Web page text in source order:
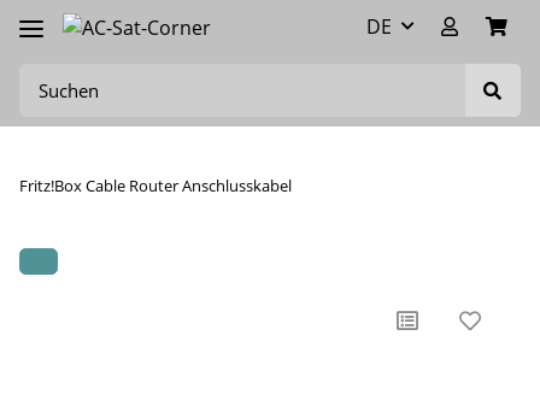
DE
Fritz!Box Cable Router Anschlusskabel